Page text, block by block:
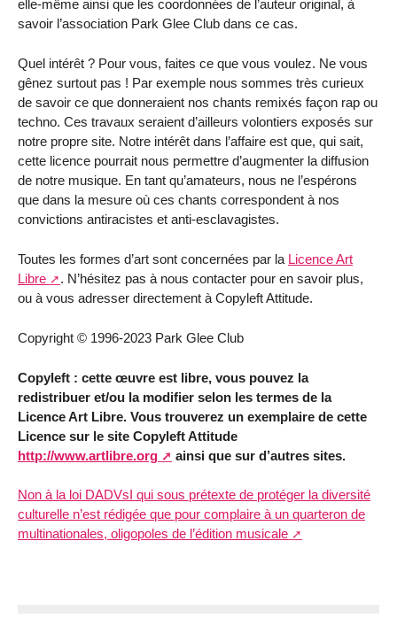
elle-même ainsi que les coordonnées de l’auteur original, à
savoir l’association Park Glee Club dans ce cas.
Quel intérêt ? Pour vous, faites ce que vous voulez. Ne vous
gênez surtout pas ! Par exemple nous sommes très curieux
de savoir ce que donneraient nos chants remixés façon rap ou
techno. Ces travaux seraient d’ailleurs volontiers exposés sur
notre propre site. Notre intérêt dans l’affaire est que, qui sait,
cette licence pourrait nous permettre d’augmenter la diffusion
de notre musique. En tant qu’amateurs, nous ne l’espérons
que dans la mesure où ces chants correspondent à nos
convictions antiracistes et anti-esclavagistes.
Toutes les formes d’art sont concernées par la Licence Art
Libre
. N’hésitez pas à nous contacter pour en savoir plus,
ou à vous adresser directement à Copyleft Attitude.
Copyright © 1996-2023 Park Glee Club
Copyleft : cette œuvre est libre, vous pouvez la
redistribuer et/ou la modifier selon les termes de la
Licence Art Libre. Vous trouverez un exemplaire de cette
Licence sur le site Copyleft Attitude
http://www.artlibre.org
ainsi que sur d’autres sites.
Non à la loi DADVsI qui sous prétexte de protéger la diversité
culturelle n’est rédigée que pour complaire à un quarteron de
multinationales, oligopoles de l’édition musicale